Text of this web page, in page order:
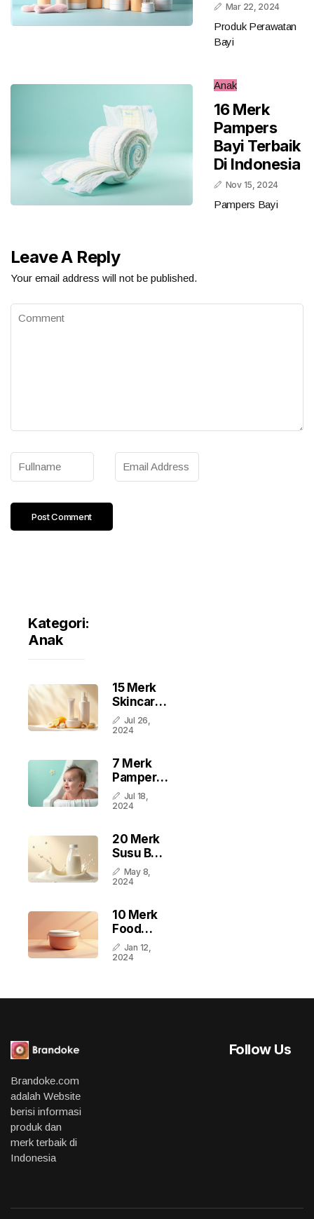
Mar 22, 2024
Produk Perawatan
Bayi
Anak
16 Merk
Pampers
Bayi Terbaik
Di Indonesia
Nov 15, 2024
Pampers Bayi
Leave A Reply
Your email address will not be published.
Kategori:
Anak
15 Merk
Skincare
Bayi
Terbaik
Indonesia
Jul 26,
2024
7 Merk
Pampers
Newborn
Terbaik
Indonesia
Jul 18,
2024
20 Merk
Susu Bayi
Terbaik
Di
May 8,
2024
10 Merk
Food
Container
MPASI
Jan 12,
2024
Brandoke.com
adalah Website
berisi informasi
produk dan
merk terbaik di
Indonesia
Follow Us